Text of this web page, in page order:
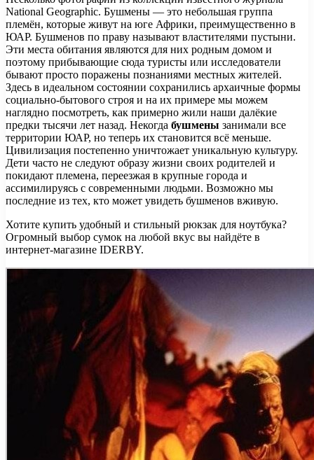
National Geographic. Бушмены — это небольшая группа
племён, которые живут на юге Африки, преимущественно в
ЮАР. Бушменов по праву называют властителями пустыни.
Эти места обитания являются для них родным домом и
поэтому прибывающие сюда туристы или исследователи
бывают просто поражены познаниями местных жителей.
Здесь в идеальном состоянии сохранились архаичные формы
социально-бытового строя и на их примере мы можем
наглядно посмотреть, как примерно жили наши далёкие
предки тысячи лет назад. Некогда бушмены занимали все
территории ЮАР, но теперь их становится всё меньше.
Цивилизация постепенно уничтожает уникальную культуру.
Дети часто не следуют образу жизни своих родителей и
покидают племена, переезжая в крупные города и
ассимилируясь с современными людьми. Возможно мы
последние из тех, кто может увидеть бушменов вживую.
Хотите купить удобный и стильный рюкзак для ноутбука?
Огромный выбор сумок на любой вкус вы найдёте в
интернет-магазине IDERBY.